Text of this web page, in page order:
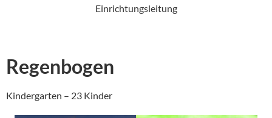
Einrichtungsleitung
Regenbogen
Kindergarten – 23 Kinder